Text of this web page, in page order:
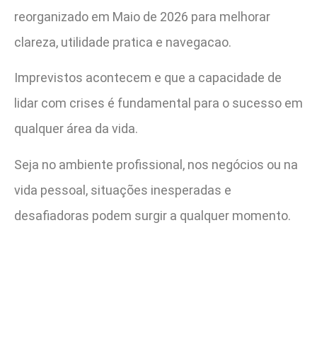
reorganizado em Maio de 2026 para melhorar
clareza, utilidade pratica e navegacao.
Imprevistos acontecem e que a capacidade de
lidar com crises é fundamental para o sucesso em
qualquer área da vida.
Seja no ambiente profissional, nos negócios ou na
vida pessoal, situações inesperadas e
desafiadoras podem surgir a qualquer momento.